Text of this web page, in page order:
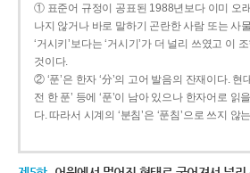
① 표준어 규정이 공표된 1988년보다 이미 오
나지 않거나 바로 말하기 곤란한 사람 또는 사
‘거시키’보다는 ‘거시기’가 더 널리 쓰였고 이
것이다.
② ‘푼’은 한자 ‘分’의 고어 발음의 잔재이다. 현
전 한 푼’ 등에 ‘푼’이 남아 있으나 한자어로 읽
다. 따라서 시계의 ‘분침’은 ‘푼침’으로 쓰지 않